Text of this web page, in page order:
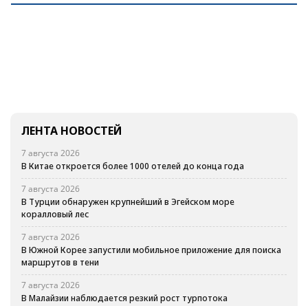
ЛЕНТА НОВОСТЕЙ
7 августа 2026
В Китае откроется более 1000 отелей до конца года
7 августа 2026
В Турции обнаружен крупнейший в Эгейском море
коралловый лес
7 августа 2026
В Южной Корее запустили мобильное приложение для поиска
маршрутов в тени
7 августа 2026
В Малайзии наблюдается резкий рост турпотока